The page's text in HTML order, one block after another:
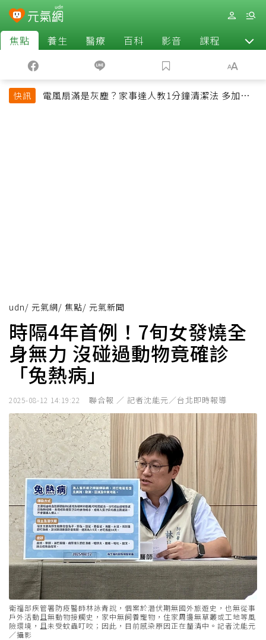
焦點 養生 醫療 百科 影音 課程 退休
快訊
電風扇滿是灰塵？家事達人教1分鐘清潔法 多加一
udn/ 元氣網/ 焦點/ 元氣新聞
時隔4年首例！7旬女發燒全
身無力 沒碰過動物竟確診
「兔熱病」
2025-08-12 14:19:22 聯合報 ／ 記者沈能元／台北即時報導
衛福部疾管署防疫醫師林詠青說，個案於潛伏期無國外旅遊史，也無從事
戶外活動且無動物接觸史，家中無飼養寵物，住家周邊無草叢或工地等風
險環境，且未受蚊蟲叮咬；因此，目前感染原因正在釐清中。記者沈能元
／攝影